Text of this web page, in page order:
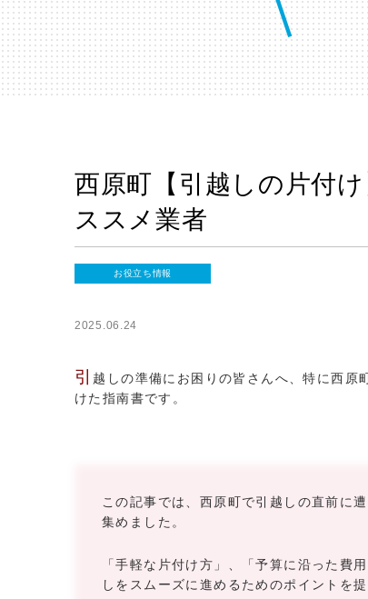
西原町【引越しの片付
ススメ業者
お役立ち情報
2025.06.24
引
越しの準備にお困りの皆さんへ、特に西原
けた指南書です。
この記事では、西原町で引越しの直前に
集めました。
「手軽な片付け方」、「予算に沿った費
しをスムーズに進めるためのポイントを提